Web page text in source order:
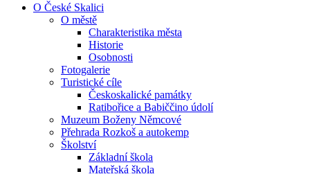
O České Skalici
O městě
Charakteristika města
Historie
Osobnosti
Fotogalerie
Turistické cíle
Českoskalické památky
Ratibořice a Babiččino údolí
Muzeum Boženy Němcové
Přehrada Rozkoš a autokemp
Školství
Základní škola
Mateřská škola